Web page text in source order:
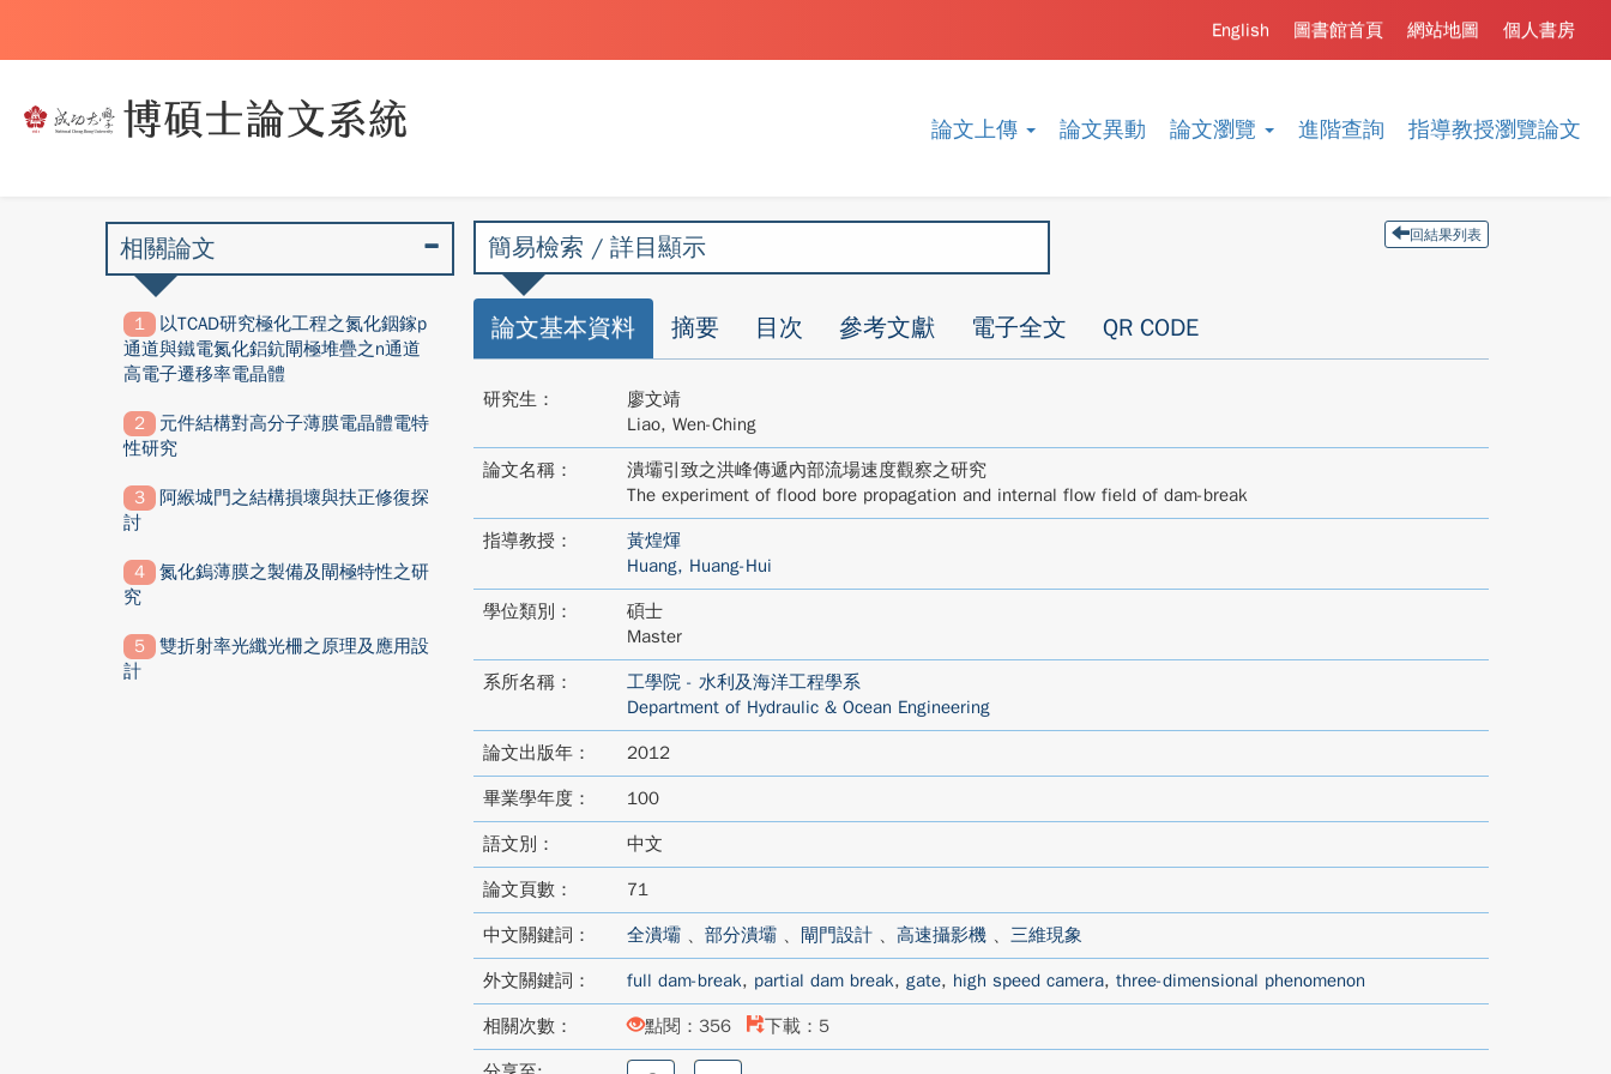
論文上傳 論文異動 論文瀏覽 進階查詢 指導教授瀏覽論文
個人書房
網站地圖
圖書館首頁
English
簡易檢索 / 詳目顯示 回結果列表
論文基本資料 摘要 目次 參考文獻 電子全文 QR CODE
研究生：
廖文靖
Liao, Wen-Ching
論文名稱：
潰壩引致之洪峰傳遞內部流場速度觀察之研究
The experiment of flood bore propagation and internal flow field of dam-break
指導教授：
黃煌煇
Huang, Huang-Hui
學位類別：
碩士
Master
系所名稱：
工學院 - 水利及海洋工程學系
Department of Hydraulic & Ocean Engineering
論文出版年： 2012
畢業學年度： 100
語文別： 中文
論文頁數： 71
中文關鍵詞： 全潰壩、 部分潰壩、 閘門設計、 高速攝影機、 三維現象
外文關鍵詞： full dam-break, partial dam break, gate, high speed camera, three-dimensional phenomenon
相關次數： 點閱：356 下載：5
相關論文
以TCAD研究極化工程之氮化銦鎵p
通道與鐵電氮化鋁鈧閘極堆疊之n通道
高電子遷移率電晶體
元件結構對高分子薄膜電晶體電特
性研究
阿緱城門之結構損壞與扶正修復探
討
氮化鎢薄膜之製備及閘極特性之研
究
雙折射率光纖光柵之原理及應用設
計